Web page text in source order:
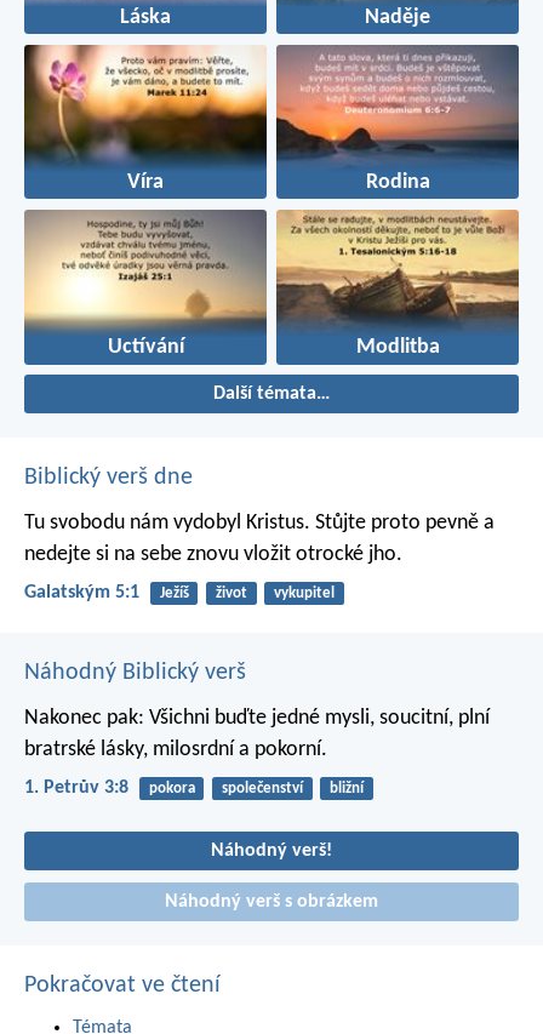
Láska Naděje
Víra Rodina
Uctívání Modlitba
Další témata…
Biblický verš dne
Tu svobodu nám vydobyl Kristus. Stůjte proto pevně a
nedejte si na sebe znovu vložit otrocké jho.
Galatským 5:1 Ježíš život vykupitel
Náhodný Biblický verš
Nakonec pak: Všichni buďte jedné mysli, soucitní, plní
bratrské lásky, milosrdní a pokorní.
1. Petrův 3:8 pokora společenství bližní
Náhodný verš!
Náhodný verš s obrázkem
Pokračovat ve čtení
Témata